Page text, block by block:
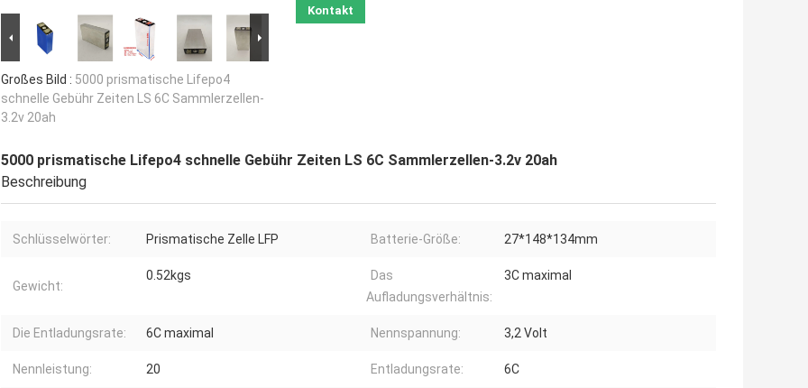
Großes Bild : 5000 prismatische Lifepo4
schnelle Gebühr Zeiten LS 6C Sammlerzellen-
3.2v 20ah
Kontakt
5000 prismatische Lifepo4 schnelle Gebühr Zeiten LS 6C Sammlerzellen-3.2v 20ah
Beschreibung
Schlüsselwörter: Prismatische Zelle LFP Batterie-Größe: 27*148*134mm
Gewicht:
0.52kgs
Das
Aufladungsverhältnis:
3C maximal
Die Entladungsrate: 6C maximal Nennspannung: 3,2 Volt
Nennleistung: 20 Entladungsrate: 6C